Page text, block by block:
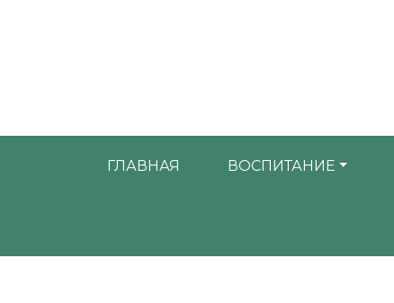
ГЛАВНАЯ ВОСПИТАНИЕ